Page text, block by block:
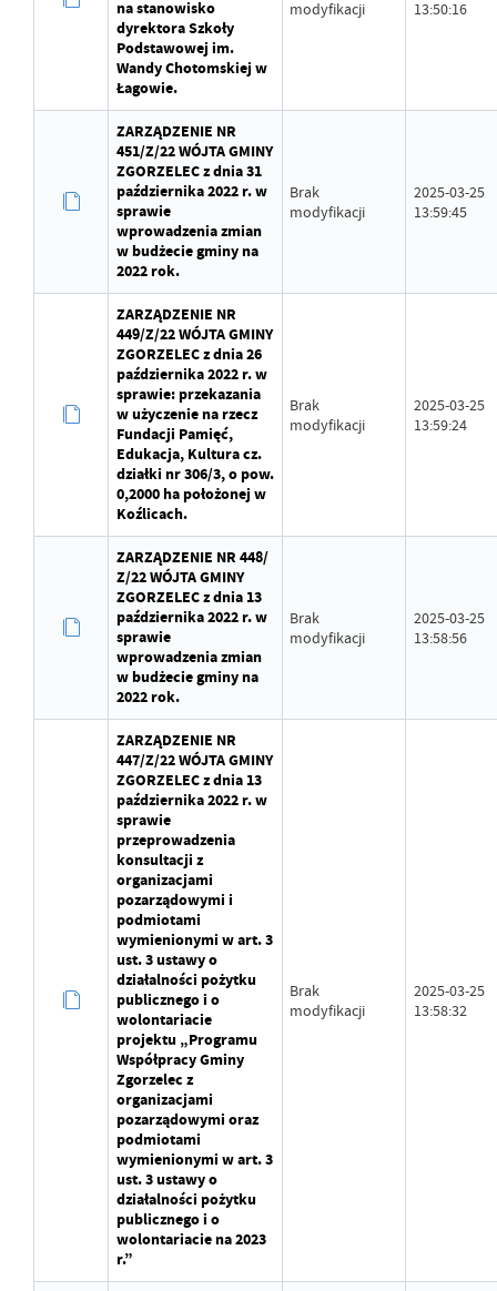
na stanowisko
dyrektora Szkoły
Podstawowej im.
Wandy Chotomskiej w
Łagowie.
modyfikacji 13:50:16
ZARZĄDZENIE NR
451/Z/22 WÓJTA GMINY
ZGORZELEC z dnia 31
października 2022 r. w
sprawie
wprowadzenia zmian
w budżecie gminy na
2022 rok.
Brak
modyfikacji
2025-03-25
13:59:45
ZARZĄDZENIE NR
449/Z/22 WÓJTA GMINY
ZGORZELEC z dnia 26
października 2022 r. w
sprawie: przekazania
w użyczenie na rzecz
Fundacji Pamięć,
Edukacja, Kultura cz.
działki nr 306/3, o pow.
0,2000 ha położonej w
Koźlicach.
Brak
modyfikacji
2025-03-25
13:59:24
ZARZĄDZENIE NR 448/
Z/22 WÓJTA GMINY
ZGORZELEC z dnia 13
października 2022 r. w
sprawie
wprowadzenia zmian
w budżecie gminy na
2022 rok.
Brak
modyfikacji
2025-03-25
13:58:56
ZARZĄDZENIE NR
447/Z/22 WÓJTA GMINY
ZGORZELEC z dnia 13
października 2022 r. w
sprawie
przeprowadzenia
konsultacji z
organizacjami
pozarządowymi i
podmiotami
wymienionymi w art. 3
ust. 3 ustawy o
działalności pożytku
publicznego i o
wolontariacie
projektu „Programu
Współpracy Gminy
Zgorzelec z
organizacjami
pozarządowymi oraz
podmiotami
wymienionymi w art. 3
ust. 3 ustawy o
działalności pożytku
publicznego i o
wolontariacie na 2023
r.”
Brak
modyfikacji
2025-03-25
13:58:32